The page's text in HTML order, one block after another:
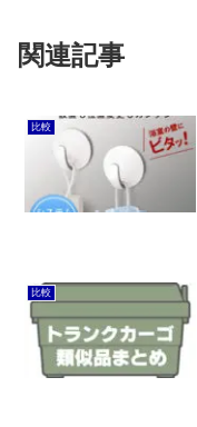
関連記事
比較
比較